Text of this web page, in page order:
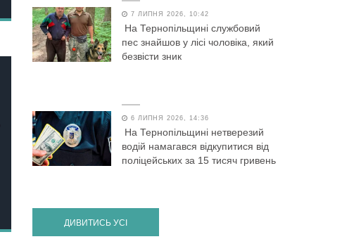
7 ЛИПНЯ 2026, 10:42
На Тернопільщині службовий
пес знайшов у лісі чоловіка, який
безвісти зник
6 ЛИПНЯ 2026, 14:36
На Тернопільщині нетверезий
водій намагався відкупитися від
поліцейських за 15 тисяч гривень
ДИВИТИСЬ УСІ